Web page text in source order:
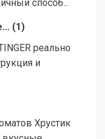
способ...
(1 )
реально
и
Хрустик